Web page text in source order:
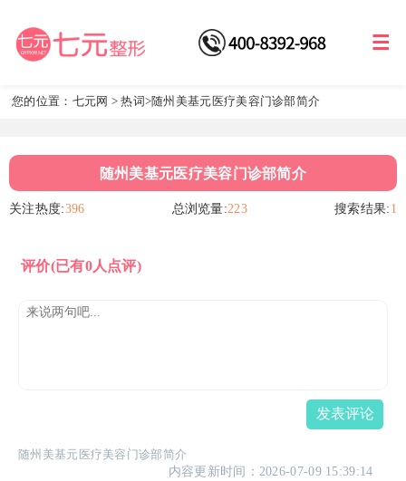
您的位置： 七元网 >热词 >随州美基元医疗美容门诊部简介
随州美基元医疗美容门诊部简介
关注热度:396 总浏览量:223 搜索结果: 1
评价(已有0人点评)
发表评论
随州美基元医疗美容门诊部简介
内容更新时间：2026-07-09 15:39:14